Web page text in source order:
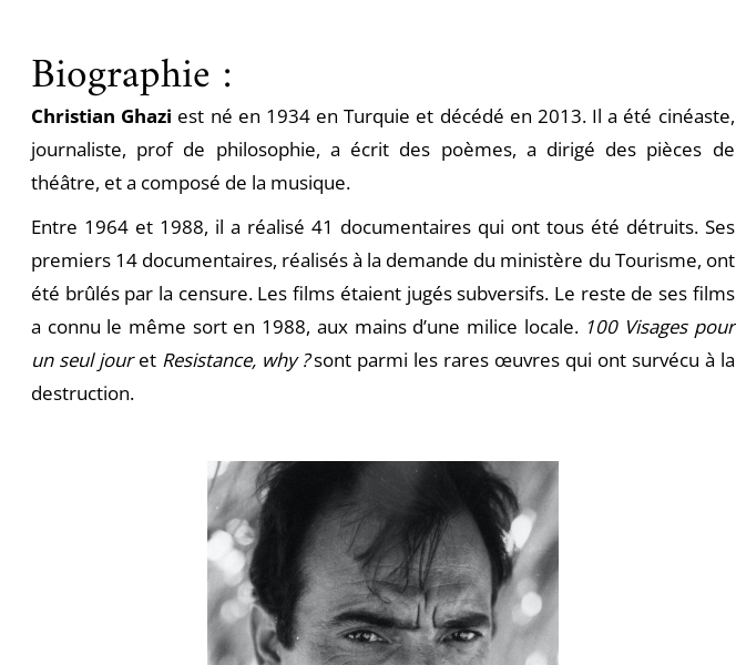
Biographie :
Christian Ghazi est né en 1934 en Turquie et décédé en 2013. Il a été cinéaste,
journaliste, prof de philosophie, a écrit des poèmes, a dirigé des pièces de
théâtre, et a composé de la musique.
Entre 1964 et 1988, il a réalisé 41 documentaires qui ont tous été détruits. Ses
premiers 14 documentaires, réalisés à la demande du ministère du Tourisme, ont
été brûlés par la censure. Les films étaient jugés subversifs. Le reste de ses films
a connu le même sort en 1988, aux mains d’une milice locale. 100 Visages pour
un seul jouret Resistance, why ?sont parmi les rares œuvres qui ont survécu à la
destruction.